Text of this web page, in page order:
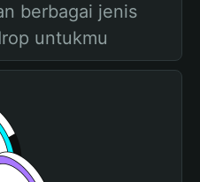
berbagai jenis
untukmu